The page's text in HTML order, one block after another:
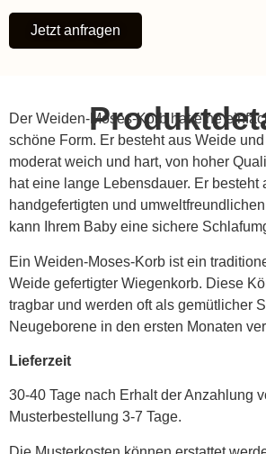
Jetzt anfragen
Der Weiden-Moses-Korb hat eine
schöne Form. Er besteht aus Weide
moderat weich und hart, von hoher
hat eine lange Lebensdauer. Er besteht
handgefertigten und
kann Ihrem Baby eine sichere
Ein Weiden-Moses-Korb ist ein
Weide gefertigter Wiegenkorb. Diese
tragbar und werden oft als gemütlicher
Neugeborene in den ersten Monaten
Lieferzeit
30-40 Tage nach Erhalt der Anzahlung
Musterbestellung 3-7 Tage.